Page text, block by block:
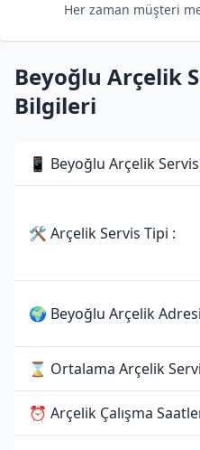
Her zaman müşteri
Beyoğlu Arçelik
Bilgileri
📱 Beyoğlu Arçelik
🛠 Arçelik Servis Tipi :
🌍 Beyoğlu Arçelik
⌛ Ortalama Arçelik
⏰ Arçelik Çalışma